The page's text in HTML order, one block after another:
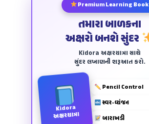
Premium Learning Book
તમારા બાળકના
અક્ષરો બનશે સુંદર
Kidora અક્ષરયાત્રા સાથે
સુંદર લખાણની શરૂઆત કરો.
Kidora
અક્ષરયાત્રા
Pencil Control
સ્વર-વ્યંજન
બારાખડી